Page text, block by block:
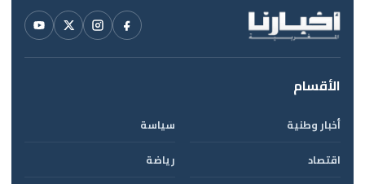
الأقسام
أخبار وطنية
سياسة
اقتصاد
رياضة